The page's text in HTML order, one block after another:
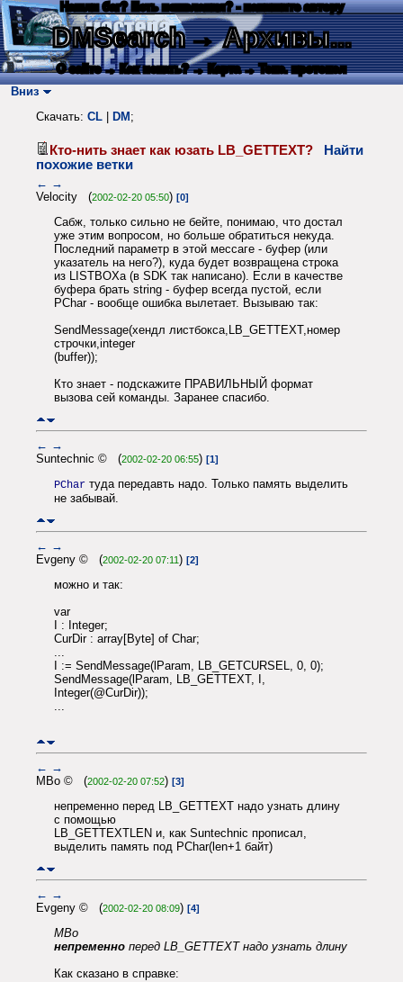
Нашли баг? Есть пожелания? - напишите автору
DMSearch→ Архивы...
О сайте → Как искать? → Карта → Текс. протокол
Вниз
Скачать: CL DM ;
Кто-нить знает как юзать LB_GETTEXT?
Найти
похожие ветки
← →
Velocity (2002-02-20 05:50) [0]
Сабж, только сильно не бейте, понимаю, что достал
уже этим вопросом, но больше обратиться некуда.
Последний параметр в этой мессаге - буфер (или
указатель на него?), куда будет возвращена строка
из LISTBOXа (в SDK так написано). Если в качестве
буфера брать string - буфер всегда пустой, если
PChar - вообще ошибка вылетает. Вызываю так:
SendMessage(хендл листбокса,LB_GETTEXT,номер
строчки,integer
(buffer));
Кто знает - подскажите ПРАВИЛЬНЫЙ формат
вызова сей команды. Заранее спасибо.
← →
Suntechnic © (2002-02-20 06:55) [1]
PChar туда передавть надо. Только память выделить
не забывай.
← →
Evgeny © (2002-02-20 07:11) [2]
можно и так:
var
I : Integer;
CurDir : array[Byte] of Char;
...
I := SendMessage(lParam, LB_GETCURSEL, 0, 0);
SendMessage(lParam, LB_GETTEXT, I,
Integer(@CurDir));
...
← →
MBo © (2002-02-20 07:52) [3]
непременно перед LB_GETTEXT надо узнать длину
с помощью
LB_GETTEXTLEN и, как Suntechnic прописал,
выделить память под PChar(len+1 байт)
← →
Evgeny © (2002-02-20 08:09) [4]
MBo
непременно перед LB_GETTEXT надо узнать длину
Как сказано в справке: